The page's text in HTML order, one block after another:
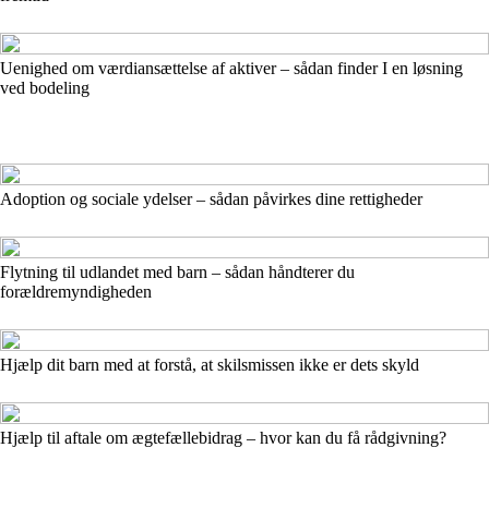
Uenighed om værdiansættelse af aktiver – sådan finder I en løsning
ved bodeling
Adoption og sociale ydelser – sådan påvirkes dine rettigheder
Flytning til udlandet med barn – sådan håndterer du
forældremyndigheden
Hjælp dit barn med at forstå, at skilsmissen ikke er dets skyld
Hjælp til aftale om ægtefællebidrag – hvor kan du få rådgivning?